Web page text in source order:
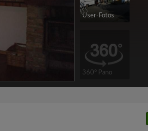
User-Fotos
360° Pano